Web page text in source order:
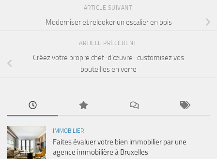
ARTICLE SUIVANT
Moderniser et relooker un escalier en bois
ARTICLE PRÉCÉDENT
Créez votre propre chef-d’œuvre : customisez vos
bouteilles en verre
IMMOBILIER
Faites évaluer votre bien immobilier par une
agence immobilière à Bruxelles